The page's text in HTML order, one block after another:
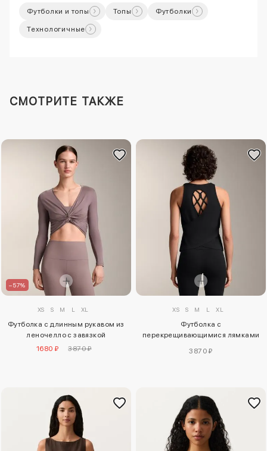
Футболки и топы Топы Футболки
Технологичные
СМОТРИТЕ ТАКЖЕ
–57%
XS S M L XL
Футболка с длинным рукавом из
леночелло с завязкой
1680 ₽
3870 ₽
XS S M L XL
Футболка с
перекрещивающимися лямками
3870 ₽